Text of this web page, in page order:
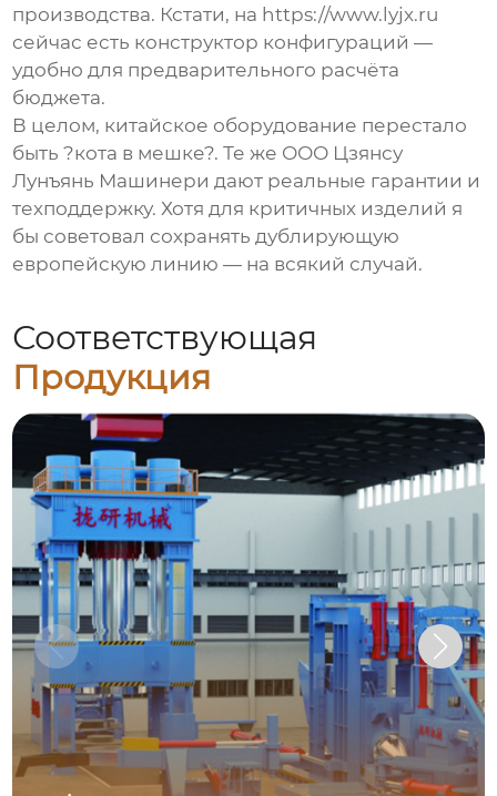
производства. Кстати, на https://www.lyjx.ru
сейчас есть конструктор конфигураций —
удобно для предварительного расчёта
бюджета.
В целом, китайское оборудование перестало
быть ?кота в мешке?. Те же ООО Цзянсу
Лунъянь Машинери дают реальные гарантии и
техподдержку. Хотя для критичных изделий я
бы советовал сохранять дублирующую
европейскую линию — на всякий случай.
Соответствующая
Продукция